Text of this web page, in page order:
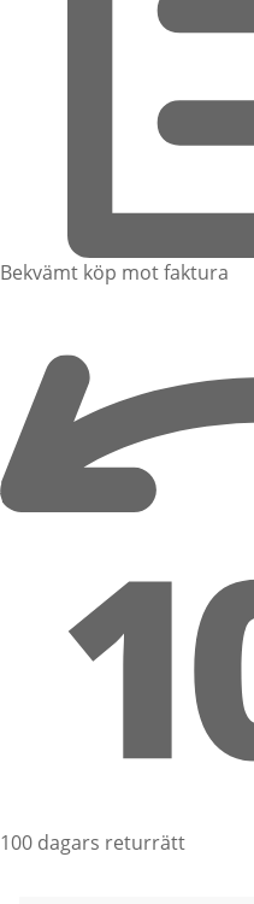
Bekvämt köp mot faktura
100 dagars returrätt